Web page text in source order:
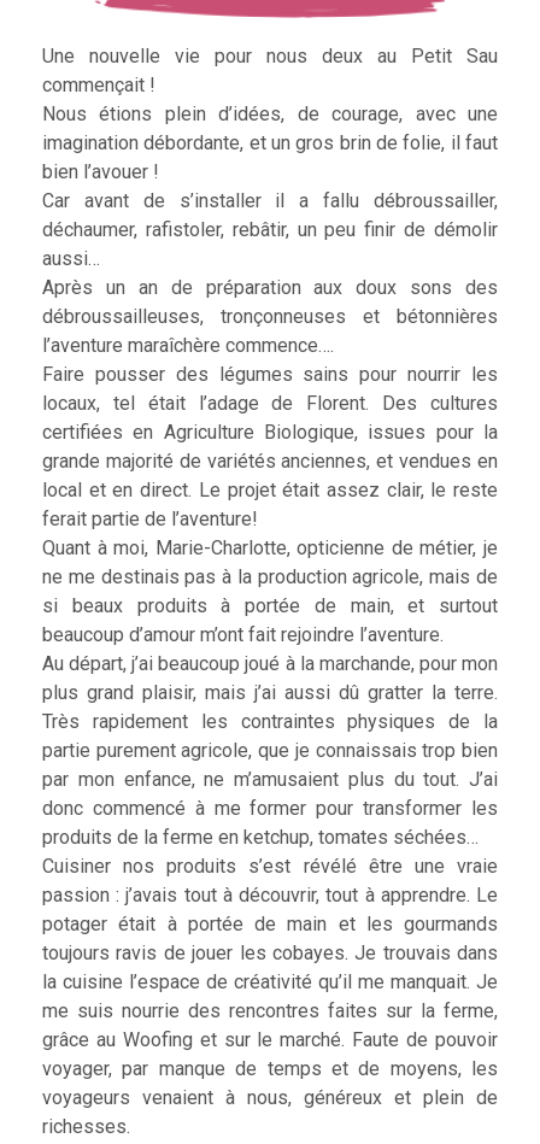
Une nouvelle vie pour nous deux au Petit Sau
commençait !
Nous étions plein d’idées, de courage, avec une
imagination débordante, et un gros brin de folie, il faut
bien l’avouer !
Car avant de s’installer il a fallu débroussailler,
déchaumer, rafistoler, rebâtir, un peu finir de démolir
aussi…
Après un an de préparation aux doux sons des
débroussailleuses, tronçonneuses et bétonnières
l’aventure maraîchère commence….
Faire pousser des légumes sains pour nourrir les
locaux, tel était l’adage de Florent. Des cultures
certifiées en Agriculture Biologique, issues pour la
grande majorité de variétés anciennes, et vendues en
local et en direct. Le projet était assez clair, le reste
ferait partie de l’aventure!
Quant à moi, Marie-Charlotte, opticienne de métier, je
ne me destinais pas à la production agricole, mais de
si beaux produits à portée de main, et surtout
beaucoup d’amour m’ont fait rejoindre l’aventure.
Au départ, j’ai beaucoup joué à la marchande, pour mon
plus grand plaisir, mais j’ai aussi dû gratter la terre.
Très rapidement les contraintes physiques de la
partie purement agricole, que je connaissais trop bien
par mon enfance, ne m’amusaient plus du tout. J’ai
donc commencé à me former pour transformer les
produits de la ferme en ketchup, tomates séchées…
Cuisiner nos produits s’est révélé être une vraie
passion : j’avais tout à découvrir, tout à apprendre. Le
potager était à portée de main et les gourmands
toujours ravis de jouer les cobayes. Je trouvais dans
la cuisine l’espace de créativité qu’il me manquait. Je
me suis nourrie des rencontres faites sur la ferme,
grâce au Woofing et sur le marché. Faute de pouvoir
voyager, par manque de temps et de moyens, les
voyageurs venaient à nous, généreux et plein de
richesses.